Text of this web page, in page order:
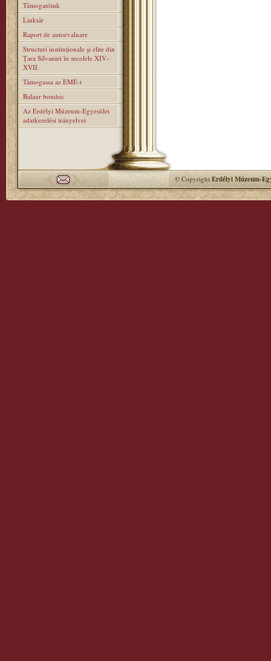
Támogatóink
Linktár
Raport de autoevaluare
Structuri instituţionale şi elite din
Ţara Silvaniei în secolele XIV–
XVII.
Támogassa az EMÉ-t
Balaur bondoc
Az Erdélyi Múzeum-Egyesület
adatkezelési irányelvei
© CopyrightErdélyi Múzeum-